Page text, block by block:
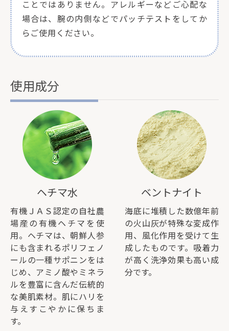
ことではありません。アレルギーなどご心配な
場合は、腕の内側などでパッチテストをしてか
らご使用ください。
使用成分
ヘチマ水
有機ＪＡＳ認定の自社農
場産の有機ヘチマを使
用。ヘチマは、朝鮮人参
にも含まれるポリフェノ
ールの一種サポニンをは
じめ、アミノ酸やミネラ
ルを豊富に含んだ伝統的
な美肌素材。肌にハリを
与えすこやかに保ちま
す。
ベントナイト
海底に堆積した数億年前
の火山灰が特殊な変成作
用、風化作用を受けて生
成したものです。吸着力
が高く洗浄効果も高い成
分です。